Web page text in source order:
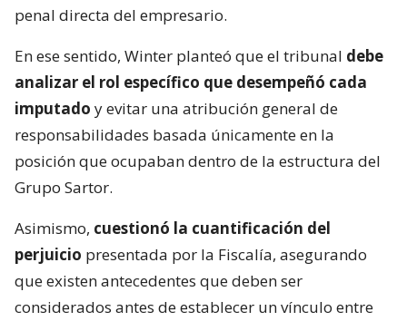
penal directa del empresario.
En ese sentido, Winter planteó que el tribunal debe
analizar el rol específico que desempeñó cada
imputado y evitar una atribución general de
responsabilidades basada únicamente en la
posición que ocupaban dentro de la estructura del
Grupo Sartor.
Asimismo, cuestionó la cuantificación del
perjuicio presentada por la Fiscalía, asegurando
que existen antecedentes que deben ser
considerados antes de establecer un vínculo entre